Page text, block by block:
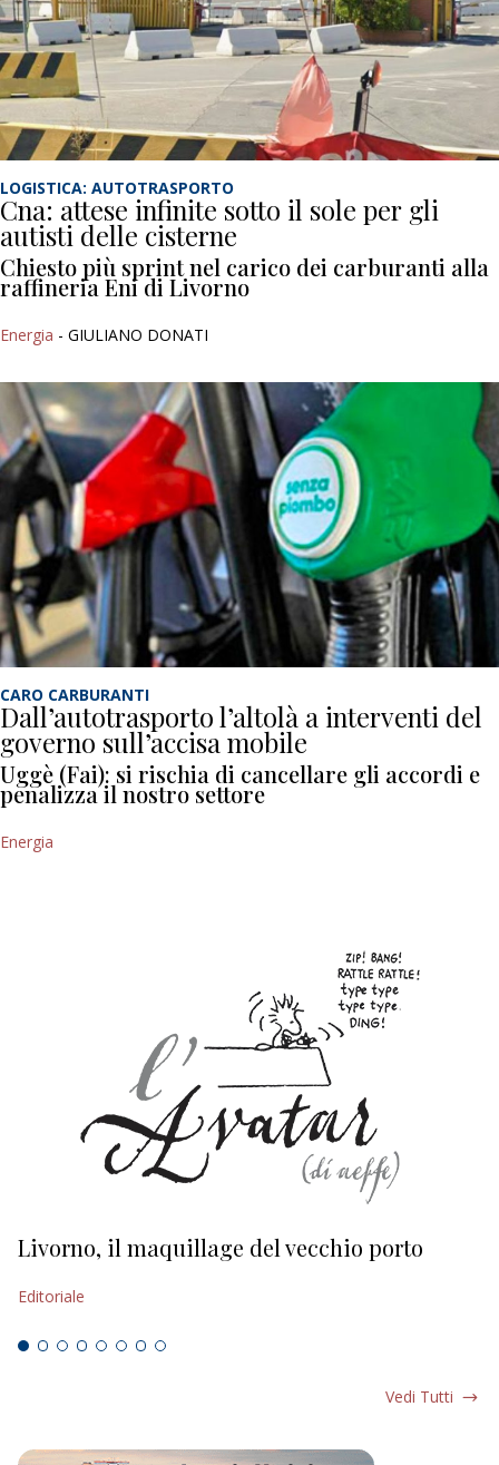
LOGISTICA: AUTOTRASPORTO
Cna: attese infinite sotto il sole per gli
autisti delle cisterne
Chiesto più sprint nel carico dei carburanti alla
raffineria Eni di Livorno
Energia - GIULIANO DONATI
CARO CARBURANTI
Dall’autotrasporto l’altolà a interventi del
governo sull’accisa mobile
Uggè (Fai): si rischia di cancellare gli accordi e
penalizza il nostro settore
Energia
Livorno, il maquillage del vecchio porto
Editoriale
Vedi Tutti